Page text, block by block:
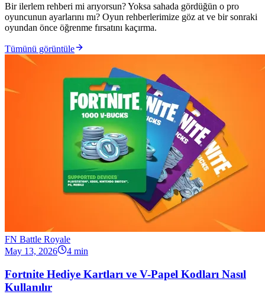
Bir ilerlem rehberi mi arıyorsun? Yoksa sahada gördüğün o pro
oyuncunun ayarlarını mı? Oyun rehberlerimize göz at ve bir sonraki
oyundan önce öğrenme fırsatını kaçırma.
Tümünü görüntüle
FN Battle Royale
May 13, 2026
4 min
Fortnite Hediye Kartları ve V-Papel Kodları Nasıl
Kullanılır